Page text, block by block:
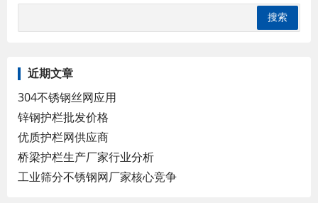
近期文章
304不锈钢丝网应用
锌钢护栏批发价格
优质护栏网供应商
桥梁护栏生产厂家行业分析
工业筛分不锈钢网厂家核心竞争